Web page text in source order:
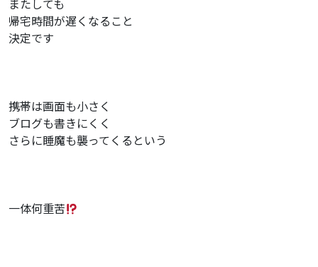
またしても
帰宅時間が遅くなること
決定です
携帯は画面も小さく
ブログも書きにくく
さらに睡魔も襲ってくるという
一体何重苦